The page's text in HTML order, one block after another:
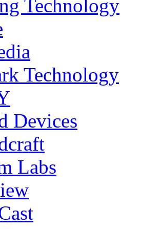
Technology
Technology
Devices
Labs